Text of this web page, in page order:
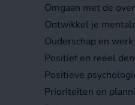
Omgaan met de
Ontwikkel je
Ouderschap en werk
Positief en reëel
Positieve
Prioriteiten en